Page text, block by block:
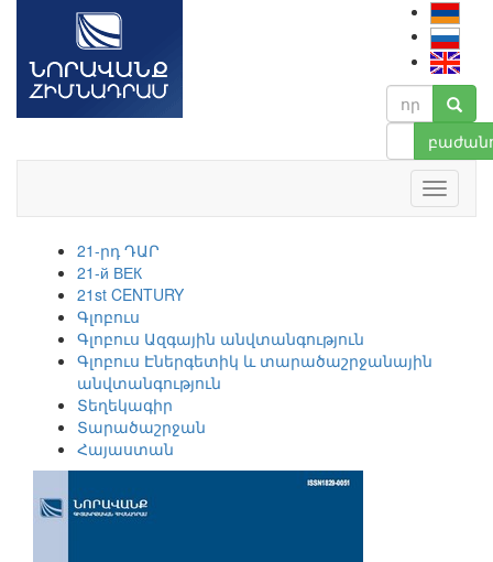
21-րդ ԴԱՐ
21-й ВЕК
21st CENTURY
Գլոբուս
Գլոբուս Ազգային անվտանգություն
Գլոբուս Էներգետիկ և տարածաշրջանային
անվտանգություն
Տեղեկագիր
Տարածաշրջան
Հայաստան